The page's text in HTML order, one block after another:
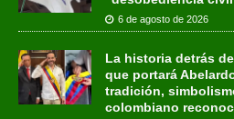
6 de agosto de 2026
La historia detrás
que portará
tradición,
colombiano